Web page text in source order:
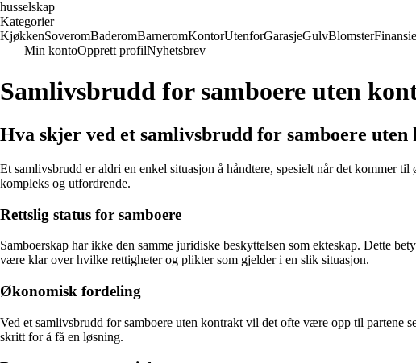
husselskap
Kategorier
KjøkkenSoveromBaderomBarneromKontorUtenforGarasjeGulvBlomster
Min kontoOpprett profilNyhetsbrev
Samlivsbrudd for samboere uten
Hva skjer ved et samlivsbrudd for samboere
Et samlivsbrudd er aldri en enkel situasjon å håndtere, spesielt når det kommer
kompleks og utfordrende.
Rettslig status for samboere
Samboerskap har ikke den samme juridiske beskyttelsen som ekteskap. Dette
være klar over hvilke rettigheter og plikter som gjelder i en slik situasjon.
Økonomisk fordeling
Ved et samlivsbrudd for samboere uten kontrakt vil det ofte være opp til partene
skritt for å få en løsning.